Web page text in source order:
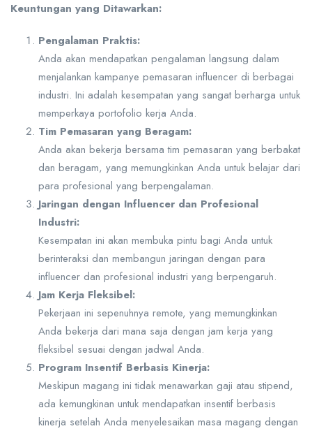
Keuntungan yang Ditawarkan:
Pengalaman Praktis:
Anda akan mendapatkan pengalaman langsung dalam
menjalankan kampanye pemasaran influencer di berbagai
industri. Ini adalah kesempatan yang sangat berharga untuk
memperkaya portofolio kerja Anda.
Tim Pemasaran yang Beragam:
Anda akan bekerja bersama tim pemasaran yang berbakat
dan beragam, yang memungkinkan Anda untuk belajar dari
para profesional yang berpengalaman.
Jaringan dengan Influencer dan Profesional
Industri:
Kesempatan ini akan membuka pintu bagi Anda untuk
berinteraksi dan membangun jaringan dengan para
influencer dan profesional industri yang berpengaruh.
Jam Kerja Fleksibel:
Pekerjaan ini sepenuhnya remote, yang memungkinkan
Anda bekerja dari mana saja dengan jam kerja yang
fleksibel sesuai dengan jadwal Anda.
Program Insentif Berbasis Kinerja:
Meskipun magang ini tidak menawarkan gaji atau stipend,
ada kemungkinan untuk mendapatkan insentif berbasis
kinerja setelah Anda menyelesaikan masa magang dengan